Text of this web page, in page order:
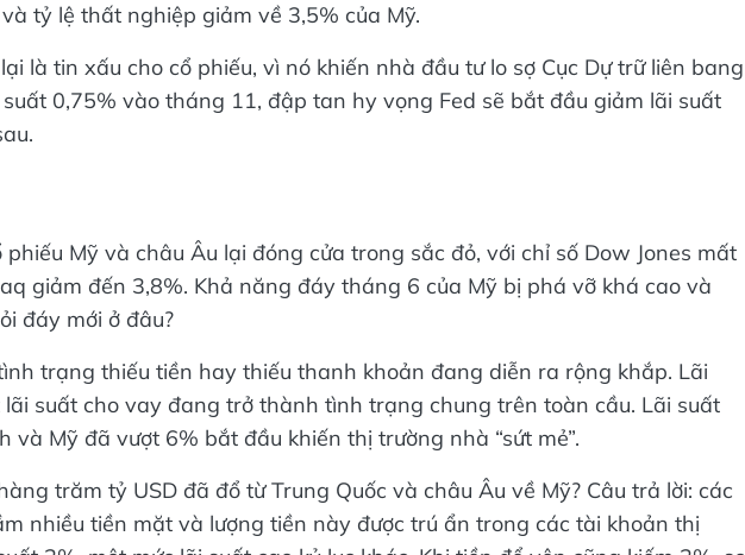
tỷ lệ thất nghiệp giảm về 3,5% của Mỹ.
là tin xấu cho cổ phiếu, vì nó khiến nhà đầu tư lo sợ Cục Dự trữ liên bang
0,75% vào tháng 11, đập tan hy vọng Fed sẽ bắt đầu giảm lãi suất
Mỹ và châu Âu lại đóng cửa trong sắc đỏ, với chỉ số Dow Jones mất
giảm đến 3,8%. Khả năng đáy tháng 6 của Mỹ bị phá vỡ khá cao và
đáy mới ở đâu?
trạng thiếu tiền hay thiếu thanh khoản đang diễn ra rộng khắp. Lãi
suất cho vay đang trở thành tình trạng chung trên toàn cầu. Lãi suất
và Mỹ đã vượt 6% bắt đầu khiến thị trường nhà “sứt mẻ”.
trăm tỷ USD đã đổ từ Trung Quốc và châu Âu về Mỹ? Câu trả lời: các
nhiều tiền mặt và lượng tiền này được trú ẩn trong các tài khoản thị